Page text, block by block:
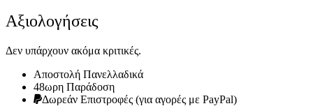
Αξιολογήσεις
Δεν υπάρχουν ακόμα κριτικές.
Αποστολή Πανελλαδικά
48ωρη Παράδοση
Δωρεάν Eπιστροφές (για αγορές με PayPal)